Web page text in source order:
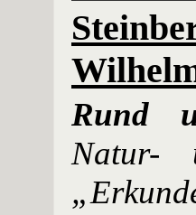
Rund
Natur-